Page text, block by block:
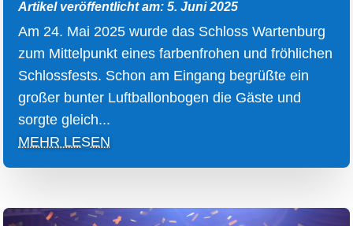
Artikel veröffentlicht am: 5. Juni 2025
Am 24. Mai 2025 wurde das Schloss Wartenburg
zum Mittelpunkt eines farbenfrohen und fröhlichen
Schlossfests. Schon am Eingang begrüßte ein
großer bunter Luftballonbogen die Gäste und
sorgte gleich...
MEHR LESEN